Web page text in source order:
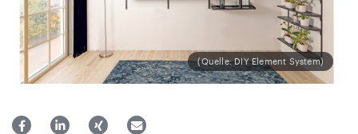
(Quelle: DIY Element System)